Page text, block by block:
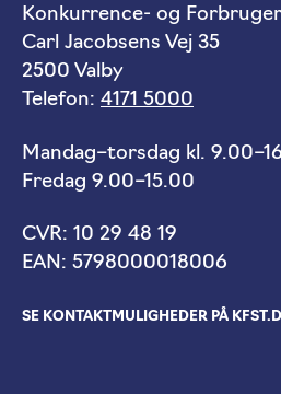
Konkurrence- og
Carl Jacobsens Vej 35
2500 Valby
Telefon: 4171 5000
Mandag–torsdag kl.
Fredag 9.00–15.00
CVR: 10 29 48 19
EAN: 5798000018006
SE KONTAKTMULIGHEDER PÅ